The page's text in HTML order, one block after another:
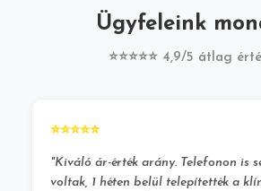
Ügyfeleink
⭐⭐⭐⭐⭐ 4,9/5 átlag
⭐⭐⭐⭐⭐
"Kiváló ár-érték arány. Telefonon is
voltak, 1 héten belül telepítették a